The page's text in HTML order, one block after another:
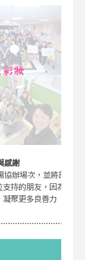
感謝
辦場次，並將部
持的朋友，因為
聚更多良善力